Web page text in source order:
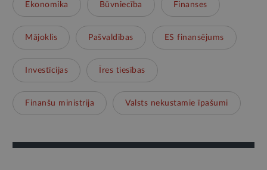
Ekonomika Būvniecība Finanses
Mājoklis Pašvaldības ES finansējums
Investīcijas Īres tiesības
Finanšu ministrija Valsts nekustamie īpašumi